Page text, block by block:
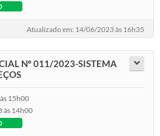
Atualizado em: 14/06/2023 às 16h35
Nº 011/2023-SISTEMA
15h00
às 14h00